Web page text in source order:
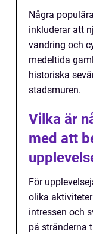
Några
inkluderar att
vandring och
medeltida
historiska
stadsmuren.
Vilka är
med att
För
olika
intressen och
på stränderna